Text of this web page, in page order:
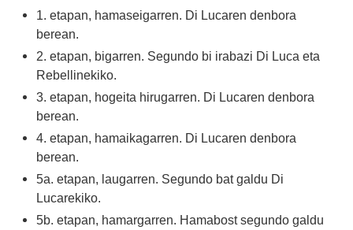
1. etapan, hamaseigarren. Di Lucaren denbora
berean.
2. etapan, bigarren. Segundo bi irabazi Di Luca eta
Rebellinekiko.
3. etapan, hogeita hirugarren. Di Lucaren denbora
berean.
4. etapan, hamaikagarren. Di Lucaren denbora
berean.
5a. etapan, laugarren. Segundo bat galdu Di
Lucarekiko.
5b. etapan, hamargarren. Hamabost segundo galdu